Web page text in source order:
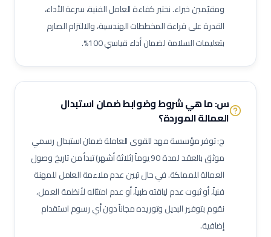
فني وحدات مناولة هواء (AHU)
فني وحدات ملف ومروحة (FCU)
ممرض عام / ممرضة عامة
ممرض عناية مركزة
فني أشعة تلفزيونية / سونار
أخصائي صحة فم وأسنان
فني بصريات / عيون
فني قسطرة وقلب
مساعد صيدلي
موظف استقبال طبي
مساعد تمريض جناح (Ward Boy)
مرافق مستشفى / عامل رعاية
مهندس أجهزة طبية
أخصائي علاج تنفسي
أخصائي تغذية
أخصائي نفسي إكلينيكي
أخصائي ترميز طبي
ممرض مكافحة عدوى
ومقيّمين خبراء. نختبر كفاءة العامل الفنية، سرعة الأداء،
القدرة على قراءة المخططات الهندسية، والالتزام الصارم
بتعليمات السلامة لضمان أداء قياسي 100%.
س: ما هي شروط وضوابط ضمان استبدال
العمالة الموردة؟
ج: توفر مؤسسة مهد للقوى العاملة ضمان استبدال رسمي
موثق بالعقد لمدة 90 يوماً (ثلاثة أشهر) تبدأ من تاريخ وصول
العمالة للمملكة. في حال تبين عدم ملاءمة العامل للمهنة
فنياً، أو ثبوت عدم لياقته طبياً، أو عدم امتثاله لأنظمة العمل،
نقوم بتوفير البديل وتوريده مجاناً دون أي رسوم استقدام
إضافية.